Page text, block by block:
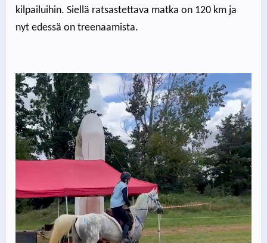
kilpailuihin. Siellä ratsastettava matka on 120 km ja
nyt edessä on treenaamista.